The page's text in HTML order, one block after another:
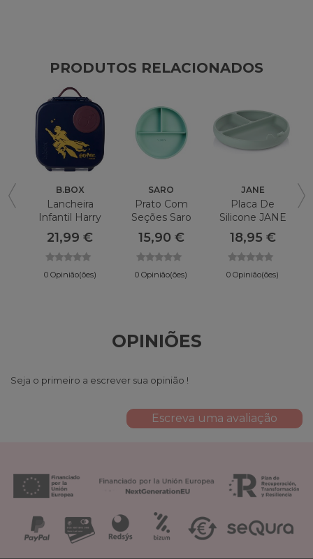
PRODUTOS RELACIONADOS
B.BOX
Lancheira
Infantil Harry
Potter B.box
21,99 €
0 Opinião(ões)
SARO
Prato Com
Seções Saro
Comida E
Diversão
15,90 €
0 Opinião(ões)
JANE
Placa De
Silicone JANE
18,95 €
0 Opinião(ões)
OPINIÕES
Seja o primeiro a escrever sua opinião !
Escreva uma avaliação